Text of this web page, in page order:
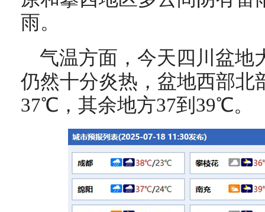
雨。
气温方面， 今天四川盆地
仍然十分炎热，盆地西部北
37℃，其余地方37到39℃。